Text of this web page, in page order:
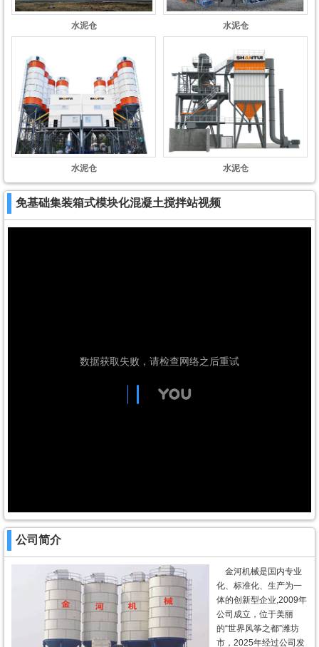
水泥仓 水泥仓
水泥仓 水泥仓
免基础集装箱式模块化混凝土搅拌站视频
公司简介
金河机械是国内专业
化、标准化、生产为一
体的创新型企业,2009年
公司成立，位于美丽
的“世界风筝之都”潍坊
市，2025年经过公司发